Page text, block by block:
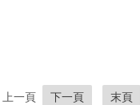
一頁 下一頁 末頁